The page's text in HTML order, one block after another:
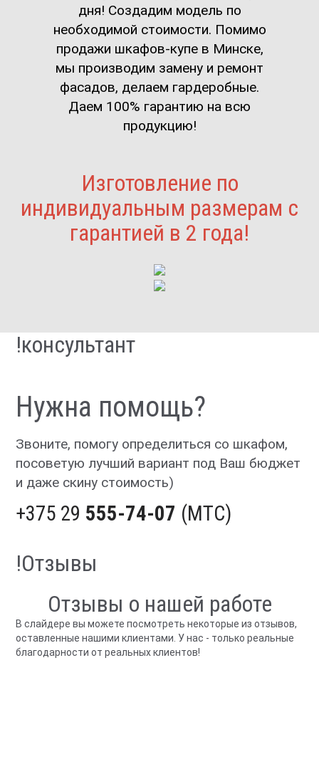
дня! Создадим модель по
необходимой стоимости. Помимо
продажи шкафов-купе в Минске,
мы производим замену и ремонт
фасадов, делаем гардеробные.
Даем 100% гарантию на всю
продукцию!
Изготовление по
индивидуальным размерам с
гарантией в 2 года!
!консультант
Нужна помощь?
Звоните, помогу определиться со шкафом,
посоветую лучший вариант под Ваш бюджет
и даже скину стоимость)
+375 29 555-74-07 (МТС)
!Отзывы
Отзывы о нашей работе
В слайдере вы можете посмотреть некоторые из отзывов,
оставленные нашими клиентами. У нас - только реальные
благодарности от реальных клиентов!